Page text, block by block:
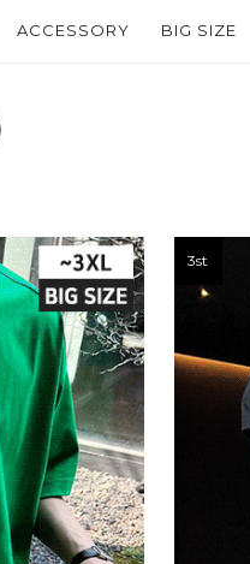
ACCESSORY BIG SIZE
3st